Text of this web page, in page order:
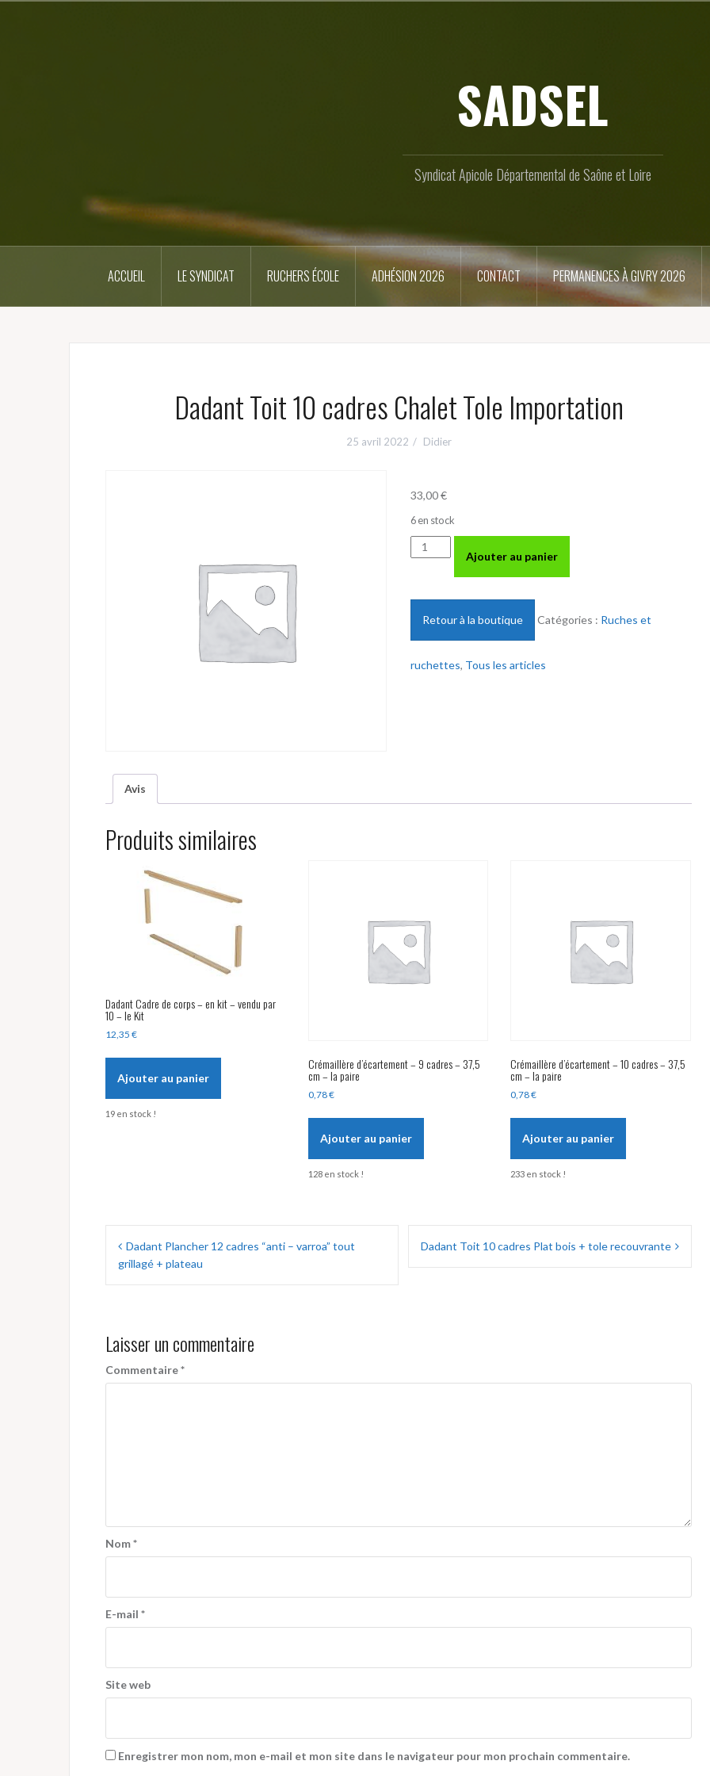
SADSEL
Syndicat Apicole Départemental de Saône et Loire
ACCUEIL LE SYNDICAT RUCHERS ÉCOLE ADHÉSION 2026 CONTACT PERMANENCES À GIVRY 2026
Dadant Toit 10 cadres Chalet Tole Importation
25 avril 2022 Didier
33,00€
6 en stock
quantité
de
Tole
Ajouter au panier
Retour à la boutique Catégories : Ruches et
ruchettes, Tous les articles
Avis
Produits similaires
Dadant Cadre de corps – en kit – vendu par
10 – le Kit
12,35 €
Ajouter au panier
19 en stock !
Crémaillère d’écartement – 9 cadres – 37,5
cm – la paire
0,78€
Ajouter au panier
128 en stock !
Crémaillère d’écartement – 10 cadres – 37,5
cm – la paire
0,78€
Ajouter au panier
233 en stock !
Navigation
deDadant Plancher 12 cadres “anti – varroa” tout
grillagé + plateau
Dadant Toit 10 cadres Plat bois + tole recouvrante
Laisser un commentaire
Commentaire*
Nom*
E-mail *
Site web
Enregistrer mon nom, mon e-mail et mon site dans le navigateur pour mon prochain commentaire.